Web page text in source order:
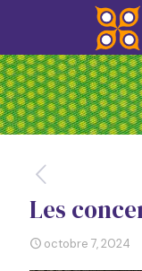
Les
octobre 7, 2024